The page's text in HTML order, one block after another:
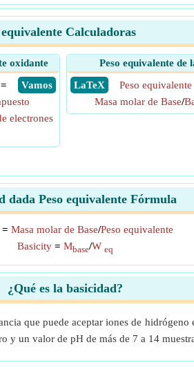
equivalente Calculadoras
oxidante
​ Vamos
=
electrones
Peso equivalente de
​ LaTeX
Peso equivalente
Masa molar de Base/
dada Peso equivalente Fórmula
= Masa molar de Base/Peso equivalente
Basicity= Mbase/W eq
¿Qué es la basicidad?
que puede aceptar iones de
y un valor de pH de más de 7 a 14